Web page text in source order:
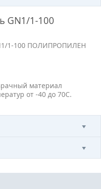
GN1/1-100
1-100 ПОЛИПРОПИЛЕН
материал
от -40 до 70С.